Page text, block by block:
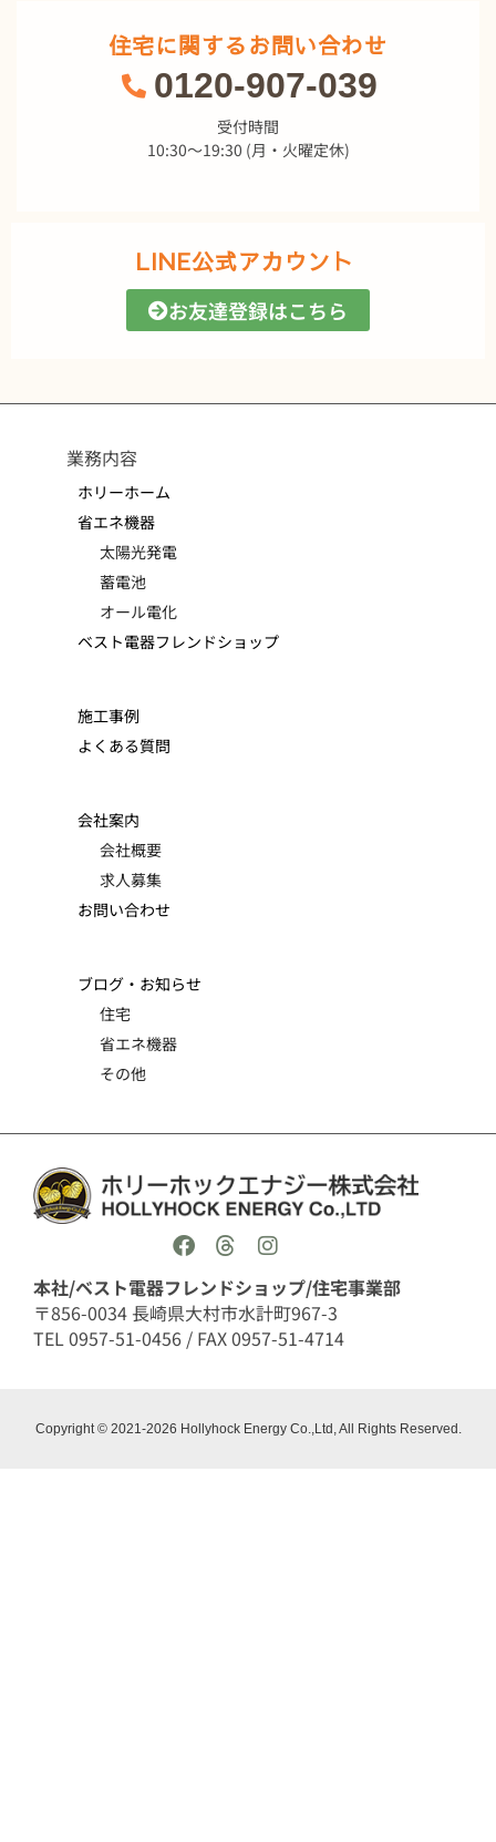
住宅に関するお問い合わせ
0120-907-039
受付時間
10:30～19:30 (月・火曜定休)
LINE公式アカウント
お友達登録はこちら
業務内容
ホリーホーム
省エネ機器
太陽光発電
蓄電池
オール電化
ベスト電器フレンドショップ
施工事例
よくある質問
会社案内
会社概要
求人募集
お問い合わせ
ブログ・お知らせ
住宅
省エネ機器
その他
本社/ベスト電器フレンドショップ/住宅事業部
〒856-0034 長崎県大村市水計町967-3
TEL 0957-51-0456 / FAX 0957-51-4714
Copyright © 2021-2026 Hollyhock Energy Co.,Ltd, All Rights Reserved.